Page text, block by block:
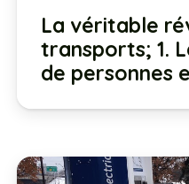
La véritable
transports; 1.
de personnes